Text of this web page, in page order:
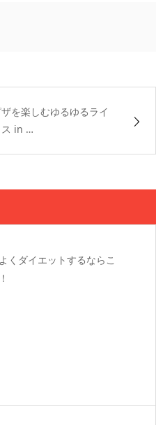
を楽しむゆるゆるライ
ス in …
くダイエットするならこ